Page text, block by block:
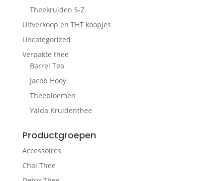
Theekruiden S-Z
Uitverkoop en THT koopjes
Uncategorized
Verpakte thee
Barrel Tea
Jacob Hooy
Theebloemen
Yalda Kruidenthee
Productgroepen
Accessoires
Chai Thee